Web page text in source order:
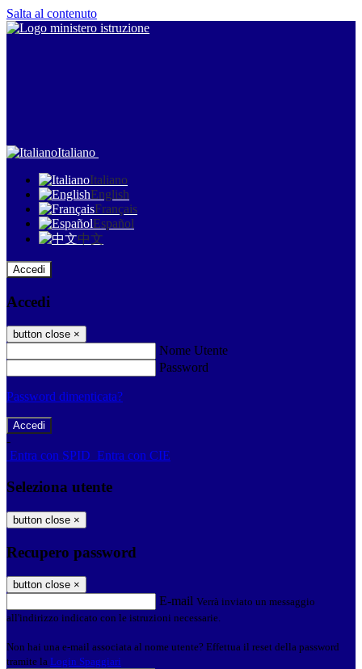
Salta al contenuto
Italiano
Italiano
English
Français
Español
中文
Accedi
Accedi
button close ×
Nome Utente
Password
Password dimenticata?
-
Entra con SPID Entra con CIE
Seleziona utente
button close ×
Recupero password
button close ×
E-mail Verrà inviato un messaggio
all'indirizzo indicato con le istruzioni necessarie.
Non hai una e-mail associata al nome utente? Effettua il reset della password
tramite la Login Spaggiari